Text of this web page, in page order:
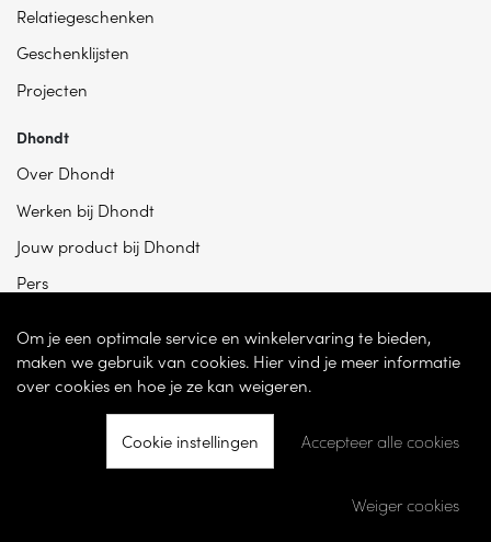
Relatiegeschenken
Geschenklijsten
Projecten
Dhondt
Over Dhondt
Werken bij Dhondt
Jouw product bij Dhondt
Pers
© 2026 - Dhondt Interieur NV – Ondernemingsnummer BE 0865 787 950 –
Om je een optimale service en winkelervaring te bieden,
maken we gebruik van cookies. Hier vind je meer informatie
over cookies en hoe je ze kan weigeren.
Cookie instellingen Accepteer alle cookies
Weiger cookies